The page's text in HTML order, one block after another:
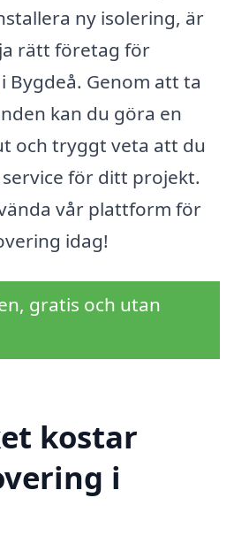
ny isolering, är
rätt företag för
Bygdeå. Genom att ta
kan du göra en
och tryggt veta att du
för ditt projekt.
vår plattform för
idag!
gratis och utan
kostar
i